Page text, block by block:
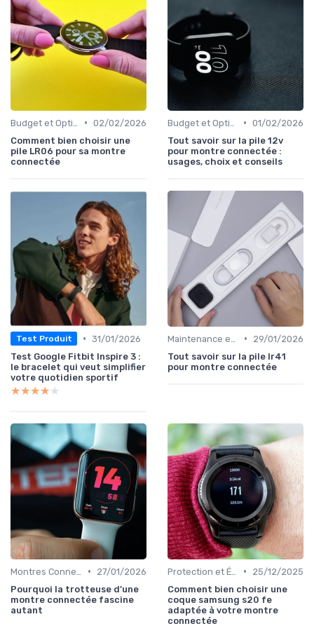
• 02/02/2026
Comment bien choisir une
pile LR06 pour sa montre
connectée
• 01/02/2026
Tout savoir sur la pile 12v
pour montre connectée :
usages, choix et conseils
Test Produit • 31/01/2026
Test Google Fitbit Inspire 3 :
le bracelet qui veut simplifier
votre quotidien sportif
★★★★★
★★★★★
•
29/01/2026
Tout savoir sur la pile lr41
pour montre connectée
•
27/01/2026
Pourquoi la trotteuse d’une
montre connectée fascine
autant
•
25/12/2025
Comment bien choisir une
coque samsung s20 fe
adaptée à votre montre
connectée